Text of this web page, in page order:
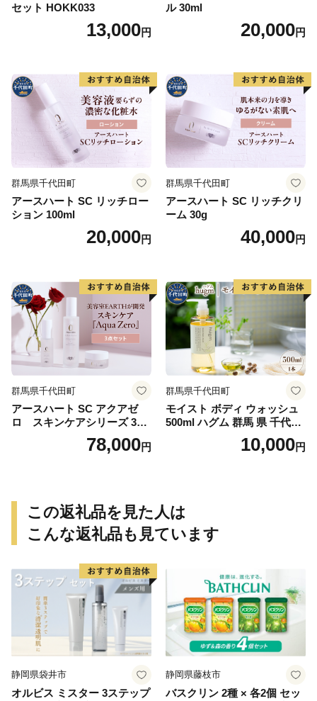
セット HOKK033
13,000円
ル 30ml
20,000円
群馬県千代田町
アースハート SC リッチロー
ション 100ml
20,000円
群馬県千代田町
アースハート SC リッチクリ
ーム 30g
40,000円
群馬県千代田町
アースハート SC アクアゼ
ロ スキンケアシリーズ 3点
78,000円
群馬県千代田町
モイスト ボディ ウォッシュ
500ml ハグム 群馬 県 千代田
町 〈アペックス〉10,000円
この返礼品を見た人は
こんな返礼品も見ています
静岡県袋井市
オルビス ミスター 3ステップ
静岡県藤枝市
バスクリン 2種 × 各2個 セッ